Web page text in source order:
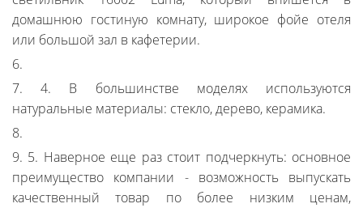
домашнюю гостиную комнату, широкое фойе отеля
или большой зал в кафетерии.
4. В большинстве моделях используются
натуральные материалы: стекло, дерево, керамика.
5. Наверное еще раз стоит подчеркнуть: основное
преимущество компании - возможность выпускать
качественный товар по более низким ценам,